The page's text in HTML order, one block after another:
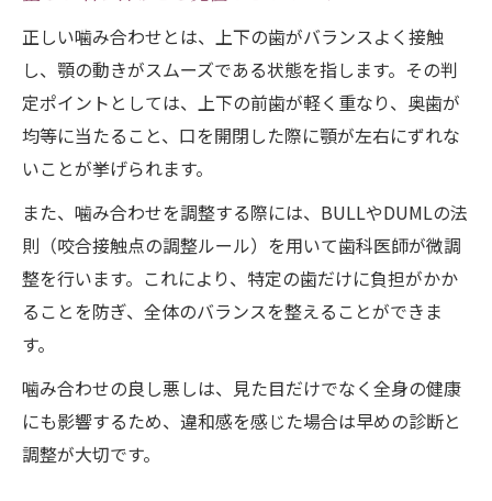
正しい噛み合わせとは、上下の歯がバランスよく接触
し、顎の動きがスムーズである状態を指します。その判
定ポイントとしては、上下の前歯が軽く重なり、奥歯が
均等に当たること、口を開閉した際に顎が左右にずれな
いことが挙げられます。
また、噛み合わせを調整する際には、BULLやDUMLの法
則（咬合接触点の調整ルール）を用いて歯科医師が微調
整を行います。これにより、特定の歯だけに負担がかか
ることを防ぎ、全体のバランスを整えることができま
す。
噛み合わせの良し悪しは、見た目だけでなく全身の健康
にも影響するため、違和感を感じた場合は早めの診断と
調整が大切です。